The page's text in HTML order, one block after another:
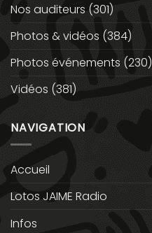
Nos auditeurs (301)
Photos & vidéos (384)
Photos événements (230)
Vidéos (381)
NAVIGATION
Accueil
Lotos JAIME Radio
Infos